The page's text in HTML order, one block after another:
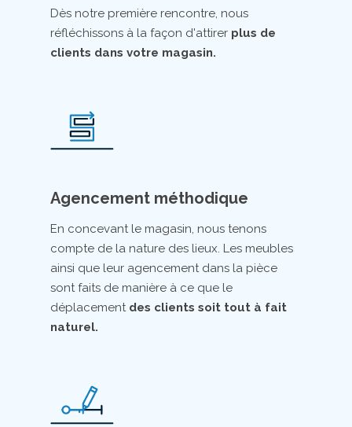
Dès notre première rencontre, nous
réfléchissons à la façon d'attirer plus de
clients dans votre magasin.
Agencement méthodique
En concevant le magasin, nous tenons
compte de la nature des lieux. Les meubles
ainsi que leur agencement dans la pièce
sont faits de manière à ce que le
déplacement des clients soit tout à fait
naturel.